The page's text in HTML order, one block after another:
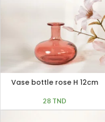
Vase bottle rose H 12cm
28 TND